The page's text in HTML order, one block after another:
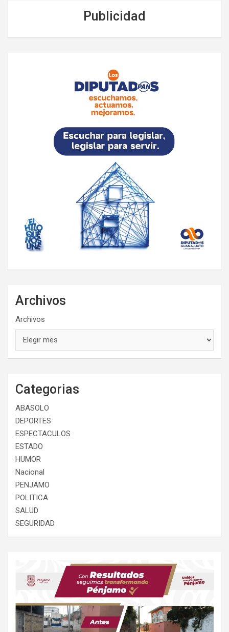
Publicidad
Archivos
Archivos
Categorias
ABASOLO
DEPORTES
ESPECTACULOS
ESTADO
HUMOR
Nacional
PENJAMO
POLITICA
SALUD
SEGURIDAD